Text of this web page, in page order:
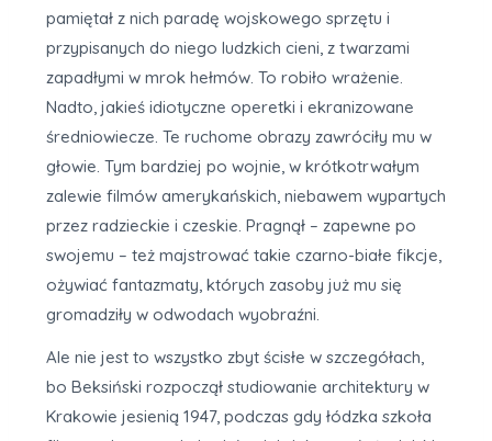
pamiętał z nich paradę wojskowego sprzętu i
przypisanych do niego ludzkich cieni, z twarzami
zapadłymi w mrok hełmów. To robiło wrażenie.
Nadto, jakieś idiotyczne operetki i ekranizowane
średniowiecze. Te ruchome obrazy zawróciły mu w
głowie. Tym bardziej po wojnie, w krótkotrwałym
zalewie filmów amerykańskich, niebawem wypartych
przez radzieckie i czeskie. Pragnął – zapewne po
swojemu – też majstrować takie czarno-białe fikcje,
ożywiać fantazmaty, których zasoby już mu się
gromadziły w odwodach wyobraźni.
Ale nie jest to wszystko zbyt ścisłe w szczegółach,
bo Beksiński rozpoczął studiowanie architektury w
Krakowie jesienią 1947, podczas gdy łódzka szkoła